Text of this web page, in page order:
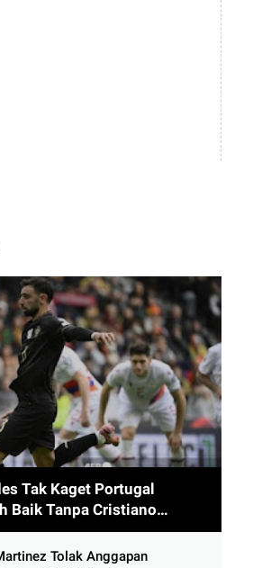
Tak Kaget Portugal
Baik Tanpa Cristiano
9 Gol
Tolak Anggapan